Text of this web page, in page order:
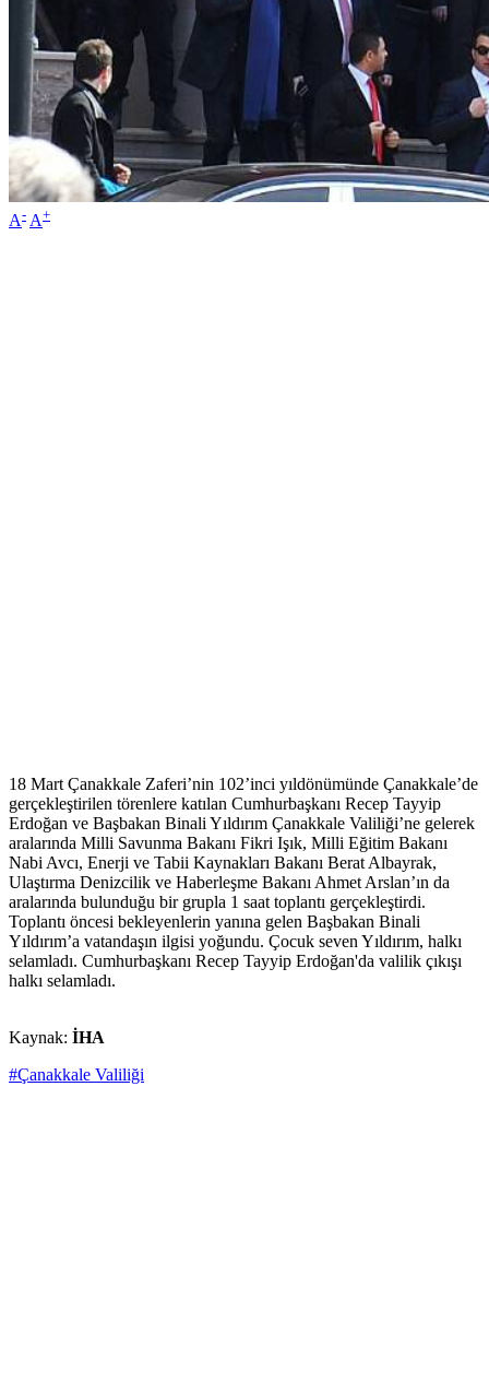
A- A+
18 Mart Çanakkale Zaferi’nin 102’inci yıldönümünde Çanakkale’de
gerçekleştirilen törenlere katılan Cumhurbaşkanı Recep Tayyip
Erdoğan ve Başbakan Binali Yıldırım Çanakkale Valiliği’ne gelerek
aralarında Milli Savunma Bakanı Fikri Işık, Milli Eğitim Bakanı
Nabi Avcı, Enerji ve Tabii Kaynakları Bakanı Berat Albayrak,
Ulaştırma Denizcilik ve Haberleşme Bakanı Ahmet Arslan’ın da
aralarında bulunduğu bir grupla 1 saat toplantı gerçekleştirdi.
Toplantı öncesi bekleyenlerin yanına gelen Başbakan Binali
Yıldırım’a vatandaşın ilgisi yoğundu. Çocuk seven Yıldırım, halkı
selamladı. Cumhurbaşkanı Recep Tayyip Erdoğan'da valilik çıkışı
halkı selamladı.
Kaynak: İHA
#Çanakkale Valiliği